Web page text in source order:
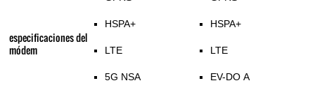
especificaciones del
módem
HSPA+
LTE
5G NSA
HSPA+
LTE
EV-DO A